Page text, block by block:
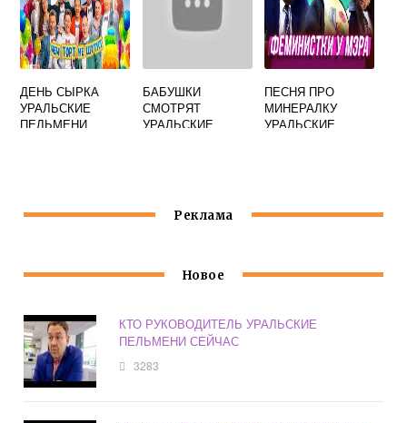
ДЕНЬ СЫРКА
УРАЛЬСКИЕ
ПЕЛЬМЕНИ
БАБУШКИ
СМОТРЯТ
УРАЛЬСКИЕ
ПЕСНЯ ПРО
МИНЕРАЛКУ
УРАЛЬСКИЕ
Реклама
Новое
КТО РУКОВОДИТЕЛЬ УРАЛЬСКИЕ
ПЕЛЬМЕНИ СЕЙЧАС
3283